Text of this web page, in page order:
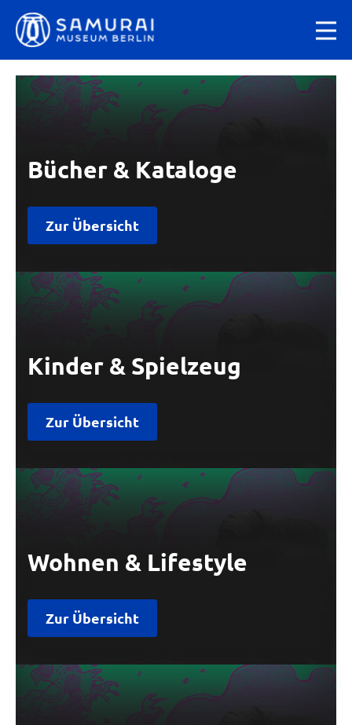
Bücher & Kataloge
Zur Übersicht
Kinder & Spielzeug
Zur Übersicht
Wohnen & Lifestyle
Zur Übersicht